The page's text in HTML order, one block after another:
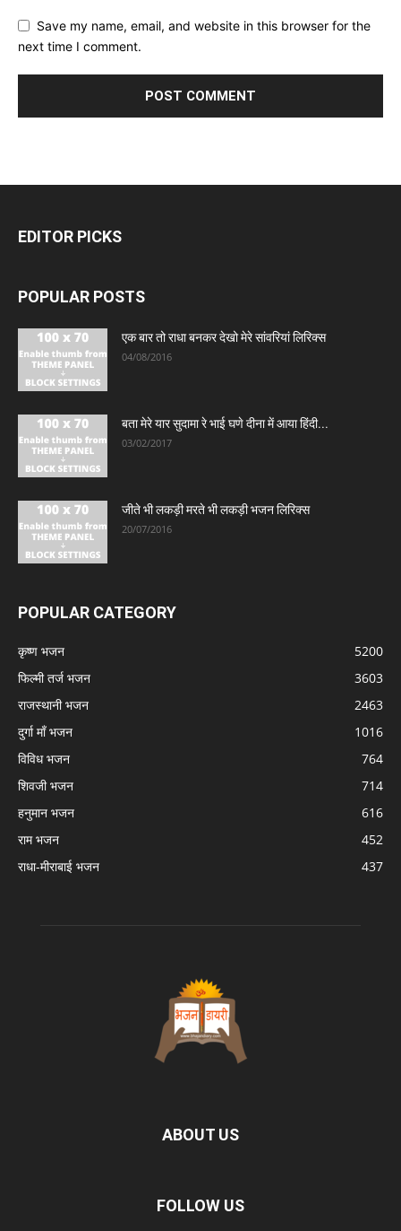
Save my name, email, and website in this browser for the
next time I comment.
EDITOR PICKS
POPULAR POSTS
एक बार तो राधा बनकर देखो मेरे सांवरियां लिरिक्स
04/08/2016
बता मेरे यार सुदामा रे भाई घणे दीना में आया हिंदी...
03/02/2017
जीते भी लकड़ी मरते भी लकड़ी भजन लिरिक्स
20/07/2016
POPULAR CATEGORY
कृष्ण भजन
5200
फिल्मी तर्ज भजन
3603
राजस्थानी भजन
2463
दुर्गा माँ भजन
1016
विविध भजन
764
शिवजी भजन
714
हनुमान भजन
616
राम भजन
452
राधा-मीराबाई भजन
437
ABOUT US
FOLLOW US